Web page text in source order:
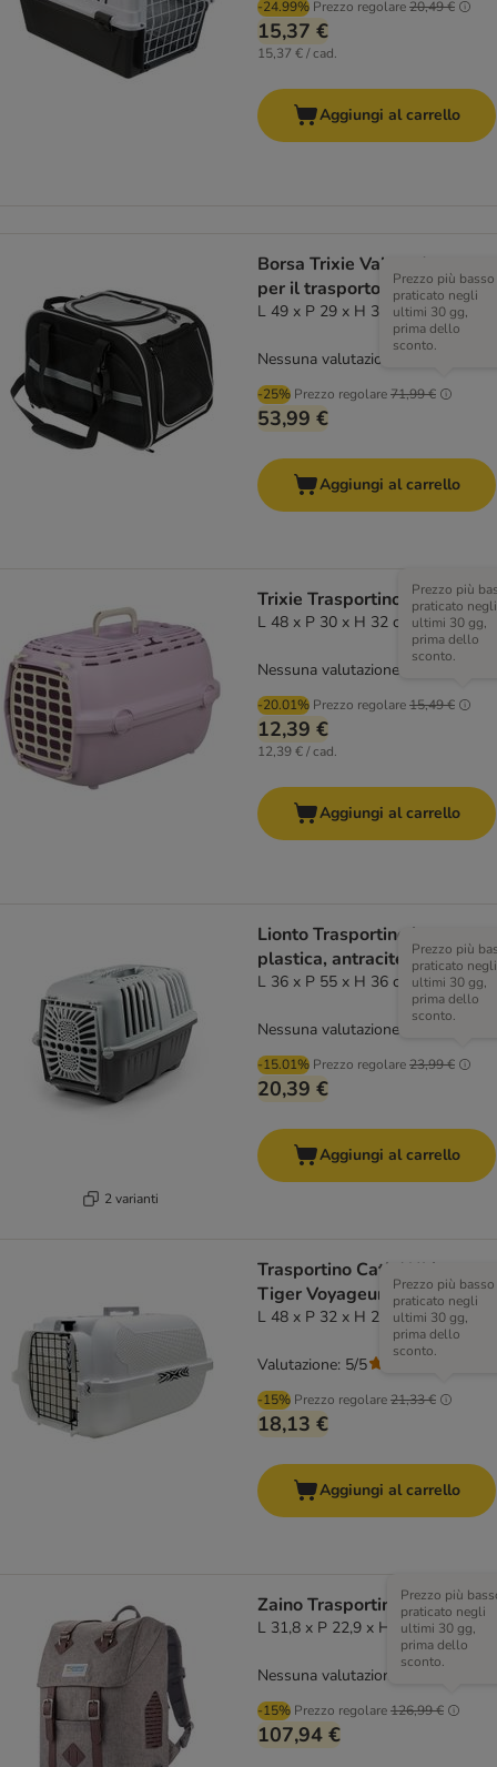
-24.99% Prezzo regolare20,49 €
15,37 €
15,37 € / cad.
Aggiungi al carrello
Borsa Trixie Valery da casa e
per il trasporto
L 49 x P 29 x H 31 cm
-25% Prezzo regolare71,99 €
Prezzo più basso
praticato negli
ultimi 30 gg,
prima dello
sconto.
53,99 €
Nessuna valutazione
Aggiungi al carrello
Trixie Trasportino Relax 1
L 48 x P 30 x H 32 cm
-20.01% Prezzo regolare15,49 €
Prezzo più
praticato negli
ultimi 30 gg,
prima dello
sconto.
12,39 €
12,39 € / cad.
Nessuna valutazione
Aggiungi al carrello
2 varianti
Lionto Trasportino in
plastica, antracite
L 36 x P 55 x H 36 cm
-15.01% Prezzo regolare23,99 €
Prezzo più
praticato negli
ultimi 30 gg,
prima dello
sconto.
20,39 €
Nessuna valutazione
Aggiungi al carrello
Trasportino Catit White
Tiger Voyageur White
L 48 x P 32 x H 28 cm
-15% Prezzo regolare21,33 €
Prezzo più basso
praticato negli
ultimi 30 gg,
prima dello
sconto.
18,13 €
Valutazione: 5/5
Aggiungi al carrello
Zaino Trasportino KURGO
L 31,8 x P 22,9 x H 47 cm
-15% Prezzo regolare126,99 €
Prezzo più
praticato negli
ultimi 30 gg,
prima dello
sconto.
107,94 €
Nessuna valutazione